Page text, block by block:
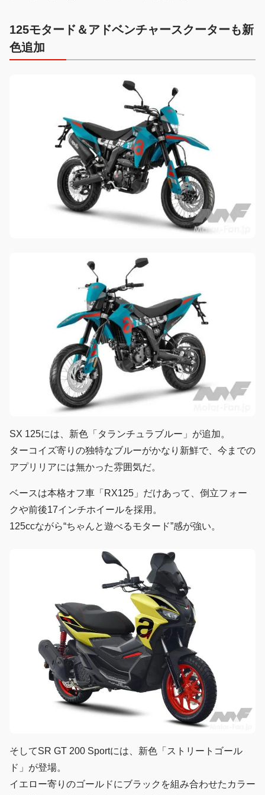
125モタード＆アドベンチャースクーターも新
色追加
SX 125には、新色「タランチュラブルー」が追加。
ターコイズ寄りの独特なブルーがかなり新鮮で、今までの
アプリリアには無かった雰囲気だ。
ベースは本格オフ車「RX125」だけあって、倒立フォー
クや前後17インチホイールを採用。
125ccながら“ちゃんと遊べるモタード”感が強い。
そしてSR GT 200 Sportには、新色「ストリートゴール
ド」が登場。
イエロー寄りのゴールドにブラックを組み合わせたカラー